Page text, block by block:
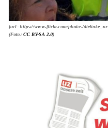
[url=https://www.flickr.com/photos/
(Foto: CC BY-SA 2.0)